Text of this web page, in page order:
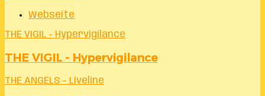
Webseite
THE VIGIL - Hypervigilance
THE VIGIL - Hypervigilance
THE ANGELS – Liveline